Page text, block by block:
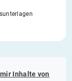
Inhalte von